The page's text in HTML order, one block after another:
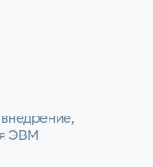
ЭВМ